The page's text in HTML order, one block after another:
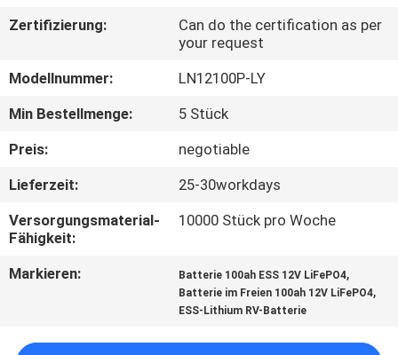
FABRIK-
AUSFLUG
QUALITÄTSKONTROLLE
TRETEN
SIE
MIT
UNS
VERBINDUNG
Zertifizierung:
Can do the certification as per
your request
Modellnummer:
LN12100P-LY
Min Bestellmenge:
5 Stück
Preis:
negotiable
Lieferzeit:
25-30workdays
Versorgungsmaterial-
Fähigkeit:
10000 Stück pro Woche
Markieren: Batterie 100ah ESS 12V LiFePO4,
Batterie im Freien 100ah 12V LiFePO4,
ESS-Lithium RV-Batterie